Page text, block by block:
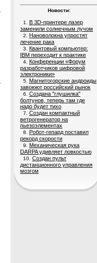
Новости:
1. В 3D-принтере лазер
заменили солнечным лучом
2. Нановолокна упростят
лечение рака
3. Квантовый компьютер:
IBM переходит к практике
4. Конференции «Форум
разработчиков цифровой
электроники»
5. Магнитогорские андроиды
завоюют российский рынок
6. Создана "глушилка"
болтунов, теперь там где
надо будет тихо
7. Создан компактный
ветрогенератор на
пьезоэлементах
8. Робот-гепард поставил
рекорд скорости
9. Механическая рука
DARPA удивляет ловкостью
10. Создан пульт
дистанционного управления
мозгом